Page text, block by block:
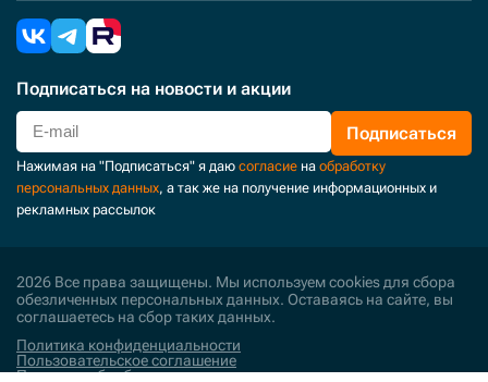
Подписаться на новости и акции
Подписаться
Нажимая на "Подписаться" я даю согласие на обработку
персональных данных, а так же на получение информационных и
рекламных рассылок
2026 Все права защищены. Мы используем cookies для сбора
обезличенных персональных данных. Оставаясь на сайте, вы
соглашаетесь на сбор таких данных.
Политика конфиденциальности
Пользовательское соглашение
Политика обработки персональных данных